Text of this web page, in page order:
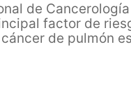
de Cancerología
factor de
de pulmón